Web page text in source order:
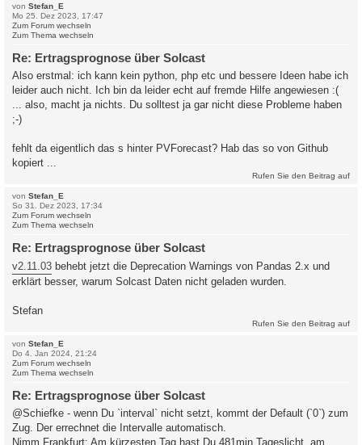
von Stefan_E
Mo 25. Dez 2023, 17:47
Zum Forum wechseln
Zum Thema wechseln
Re: Ertragsprognose über Solcast
Also erstmal: ich kann kein python, php etc und bessere Ideen habe ich
leider auch nicht. Ich bin da leider echt auf fremde Hilfe angewiesen :(
... also, macht ja nichts. Du solltest ja gar nicht diese Probleme haben
;-)
fehlt da eigentlich das s hinter PVForecast? Hab das so von Github
kopiert ...
Rufen Sie den Beitrag auf
von Stefan_E
So 31. Dez 2023, 17:34
Zum Forum wechseln
Zum Thema wechseln
Re: Ertragsprognose über Solcast
v2.11.03 behebt jetzt die Deprecation Warnings von Pandas 2.x und
erklärt besser, warum Solcast Daten nicht geladen wurden.
Stefan
Rufen Sie den Beitrag auf
von Stefan_E
Do 4. Jan 2024, 21:24
Zum Forum wechseln
Zum Thema wechseln
Re: Ertragsprognose über Solcast
@Schiefke - wenn Du `interval` nicht setzt, kommt der Default (`0`) zum
Zug. Der errechnet die Intervalle automatisch.
Nimm Frankfurt: Am kürzesten Tag hast Du 481min Tageslicht, am